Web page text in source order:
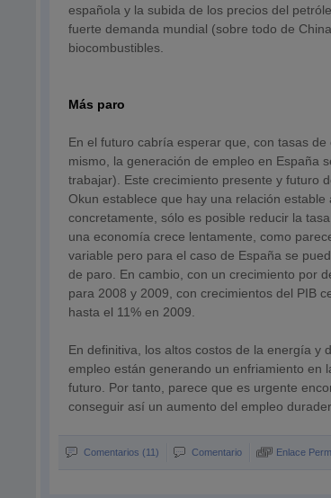
española y la subida de los precios del
fuerte demanda mundial (sobre todo de
biocombustibles.
Más paro
En el futuro cabría esperar que, con tasas
mismo, la generación de empleo en España
trabajar). Este crecimiento presente y futuro
Okun establece que hay una relación
concretamente, sólo es posible reducir la
una economía crece lentamente, como
variable pero para el caso de España se
de paro. En cambio, con un crecimiento por
para 2008 y 2009, con crecimientos del PIB
hasta el 11% en 2009.
En definitiva, los altos costos de la energía y
empleo están generando un enfriamiento
futuro. Por tanto, parece que es urgente
conseguir así un aumento del empleo
Comentarios (11) Comentario Enlace